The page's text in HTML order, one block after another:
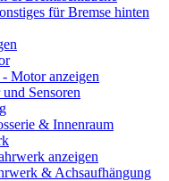
für Bremse hinten
Motor anzeigen
und Sensoren
& Innenraum
anzeigen
& Achsaufhängung